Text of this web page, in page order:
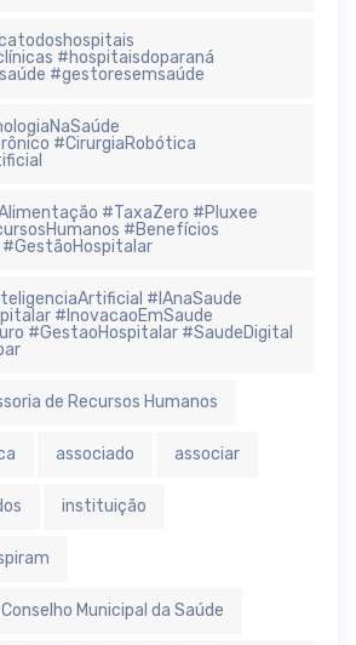
#hospitaisdoparaná
#gestoresemsaúde
#CirurgiaRobótica
#TaxaZero #Pluxee
#Benefícios
#IAnaSaude
#InovacaoEmSaude
#GestaoHospitalar #SaudeDigital
de Recursos Humanos
associado associar
instituição
Municipal da Saúde